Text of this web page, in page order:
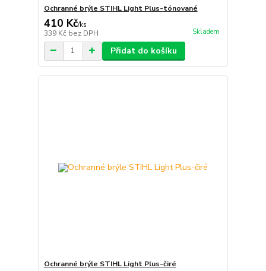
Ochranné brýle STIHL Light Plus-tónované
410 Kč/ks
339 Kč bez DPH Skladem
Přidat do košíku
Ochranné brýle STIHL Light Plus-čiré